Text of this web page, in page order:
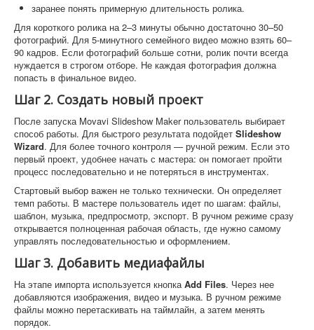
заранее понять примерную длительность ролика.
Для короткого ролика на 2–3 минуты обычно достаточно 30–50
фотографий. Для 5-минутного семейного видео можно взять 60–
90 кадров. Если фотографий больше сотни, ролик почти всегда
нуждается в строгом отборе. Не каждая фотография должна
попасть в финальное видео.
Шаг 2. Создать новый проект
После запуска Movavi Slideshow Maker пользователь выбирает
способ работы. Для быстрого результата подойдет Slideshow
Wizard. Для более точного контроля — ручной режим. Если это
первый проект, удобнее начать с мастера: он помогает пройти
процесс последовательно и не потеряться в инструментах.
Стартовый выбор важен не только технически. Он определяет
темп работы. В мастере пользователь идет по шагам: файлы,
шаблон, музыка, предпросмотр, экспорт. В ручном режиме сразу
открывается полноценная рабочая область, где нужно самому
управлять последовательностью и оформлением.
Шаг 3. Добавить медиафайлы
На этапе импорта используется кнопкаAdd Files. Через нее
добавляются изображения, видео и музыка. В ручном режиме
файлы можно перетаскивать на таймлайн, а затем менять
порядок.